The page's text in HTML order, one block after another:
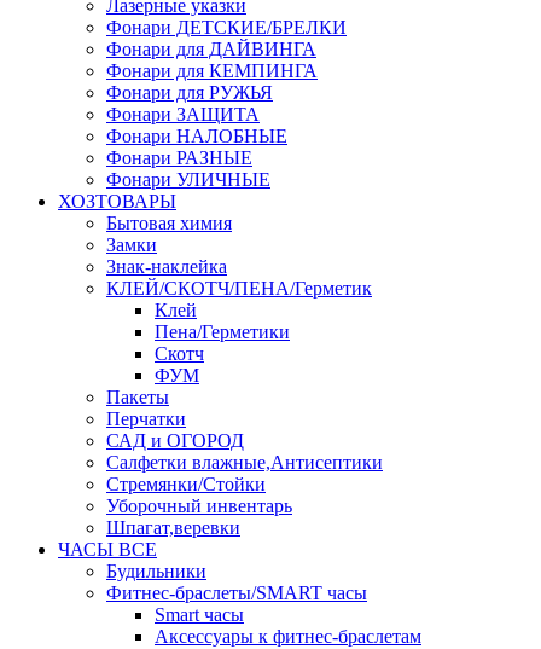
Лазерные указки
Фонари ДЕТСКИЕ/БРЕЛКИ
Фонари для ДАЙВИНГА
Фонари для КЕМПИНГА
Фонари для РУЖЬЯ
Фонари ЗАЩИТА
Фонари НАЛОБНЫЕ
Фонари РАЗНЫЕ
Фонари УЛИЧНЫЕ
ХОЗТОВАРЫ
Бытовая химия
Замки
Знак-наклейка
КЛЕЙ/СКОТЧ/ПЕНА/Герметик
Клей
Пена/Герметики
Скотч
ФУМ
Пакеты
Перчатки
САД и ОГОРОД
Салфетки влажные,Антисептики
Стремянки/Стойки
Уборочный инвентарь
Шпагат,веревки
ЧАСЫ ВСЕ
Будильники
Фитнес-браслеты/SMART часы
Smart часы
Аксессуары к фитнес-браслетам